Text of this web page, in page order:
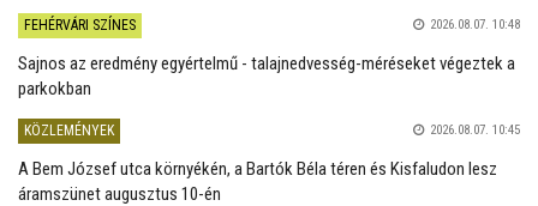
FEHÉRVÁRI SZÍNES 2026.08.07. 10:48
Sajnos az eredmény egyértelmű - talajnedvesség-méréseket végeztek a
parkokban
KÖZLEMÉNYEK 2026.08.07. 10:45
A Bem József utca környékén, a Bartók Béla téren és Kisfaludon lesz
áramszünet augusztus 10-én